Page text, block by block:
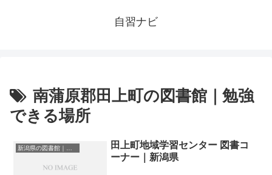
自習ナビ
南蒲原郡田上町の図書館｜勉強
できる場所
田上町地域学習センター 図書コ
ーナー｜新潟県